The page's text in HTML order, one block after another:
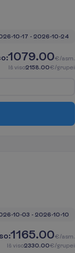
10-17 - 2026-10-24
o:1079.00€/asm.
Iš viso2158.00€/grupei
10-03 - 2026-10-10
so:1165.00€/asm.
Iš viso2330.00€/grupei